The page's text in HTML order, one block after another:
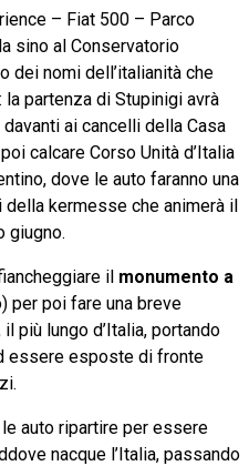
– Fiat 500 – Parco
sino al Conservatorio
dei nomi dell’italianità che
partenza di Stupinigi avrà
ai cancelli della Casa
calcare Corso Unità d’Italia
dove le auto faranno una
kermesse che animerà il
giugno.
il monumento a
per poi fare una breve
più lungo d’Italia, portando
essere esposte di fronte
auto ripartire per essere
nacque l’Italia, passando